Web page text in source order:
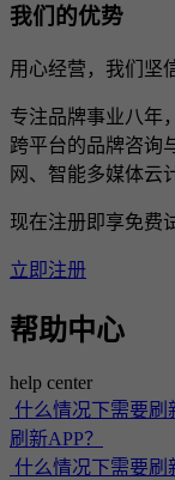
我们的优势
用心经营，我们坚
专注品牌事业八年
跨平台的品牌咨询
网、智能多媒体云
现在注册即享免费
立即注册
帮助中心
help center
什么情况下需要刷
刷新APP？
什么情况下需要刷